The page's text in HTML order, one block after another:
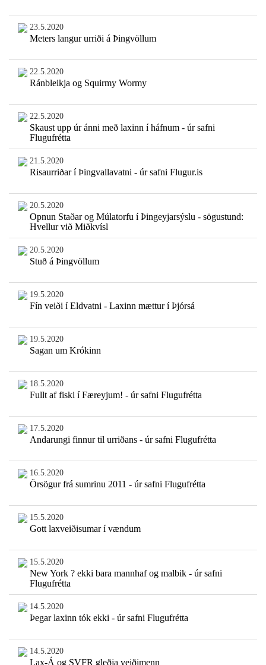
23.5.2020
Meters langur urriði á Þingvöllum
22.5.2020
Ránbleikja og Squirmy Wormy
22.5.2020
Skaust upp úr ánni með laxinn í háfnum - úr safni
Flugufrétta
21.5.2020
Risaurriðar í Þingvallavatni - úr safni Flugur.is
20.5.2020
Opnun Staðar og Múlatorfu í Þingeyjarsýslu - sögustund:
Hvellur við Miðkvísl
20.5.2020
Stuð á Þingvöllum
19.5.2020
Fín veiði í Eldvatni - Laxinn mættur í Þjórsá
19.5.2020
Sagan um Krókinn
18.5.2020
Fullt af fiski í Færeyjum! - úr safni Flugufrétta
17.5.2020
Andarungi finnur til urriðans - úr safni Flugufrétta
16.5.2020
Örsögur frá sumrinu 2011 - úr safni Flugufrétta
15.5.2020
Gott laxveiðisumar í vændum
15.5.2020
New York ? ekki bara mannhaf og malbik - úr safni
Flugufrétta
14.5.2020
Þegar laxinn tók ekki - úr safni Flugufrétta
14.5.2020
Lax-Á og SVFR gleðja veiðimenn